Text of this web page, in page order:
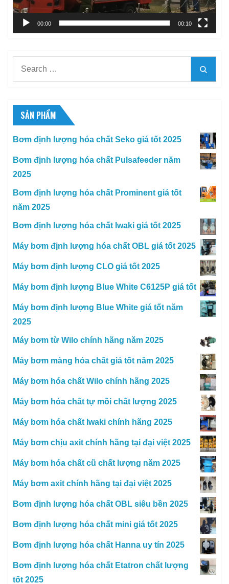
00:00 00:10
SẢN PHẨM
Bơm định lượng hóa chất Seko giá tốt 2025
Bơm định lượng hóa chất Pulsafeeder năm
2025
Bơm định lượng hóa chất Prominent giá tốt
năm 2025
Bơm định lượng hóa chất Iwaki giá tốt 2025
Máy bơm định lượng hóa chất OBL giá tốt 2025
Máy bơm định lượng CLO giá tốt 2025
Máy bơm định lượng Blue White C6125P giá tốt
Máy bơm định lượng Blue White giá tốt năm
2025
Máy bơm từ Wilo chính hãng năm 2025
Máy bơm màng hóa chất giá tốt năm 2025
Máy bơm hóa chất Wilo chính hãng 2025
Máy bơm hóa chất tự mồi chất lượng 2025
Máy bơm hóa chất Iwaki chính hãng 2025
Máy bơm chịu axit chính hãng tại đại việt 2025
Máy bơm hóa chất cũ chất lượng năm 2025
Máy bơm axit chính hãng tại đại việt 2025
Bơm định lượng hóa chất OBL siêu bền 2025
Bơm định lượng hóa chất mini giá tốt 2025
Bơm định lượng hóa chất Hanna uy tín 2025
Bơm định lượng hóa chất Etatron chất lượng
tốt 2025